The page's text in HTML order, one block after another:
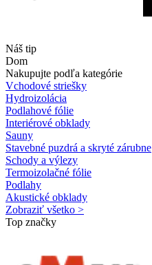
Náš tip
Dom
Nakupujte podľa kategórie
Vchodové striešky
Hydroizolácia
Podlahové fólie
Interiérové obklady
Sauny
Stavebné puzdrá a skryté zárubne
Schody a výlezy
Termoizolačné fólie
Podlahy
Akustické obklady
Zobraziť všetko >
Top značky